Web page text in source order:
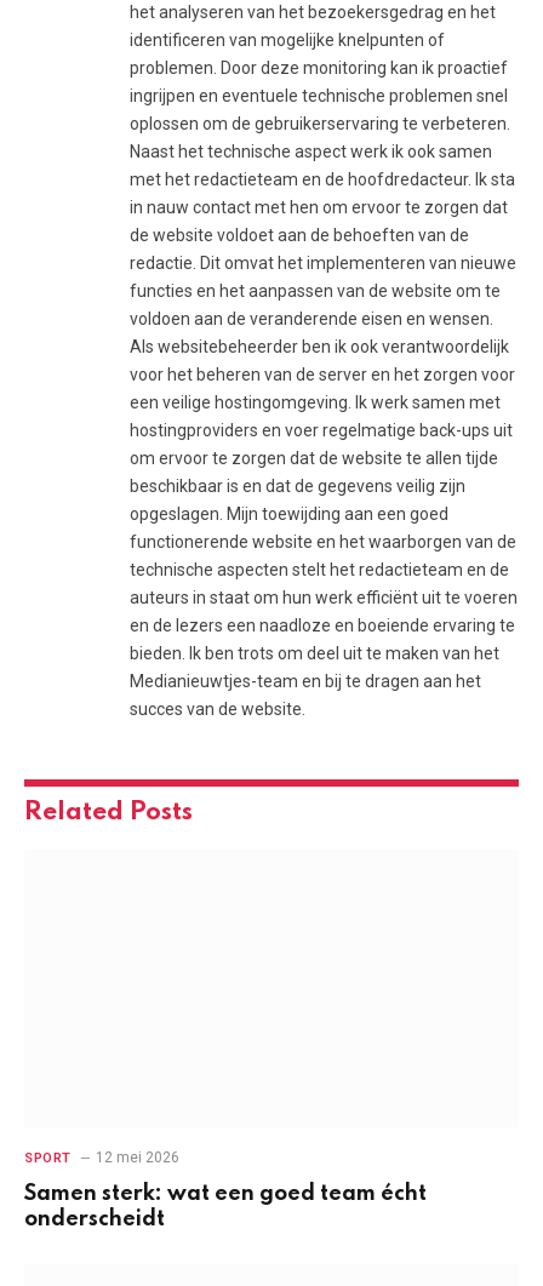
het analyseren van het bezoekersgedrag en het
identificeren van mogelijke knelpunten of
problemen. Door deze monitoring kan ik proactief
ingrijpen en eventuele technische problemen snel
oplossen om de gebruikerservaring te verbeteren.
Naast het technische aspect werk ik ook samen
met het redactieteam en de hoofdredacteur. Ik sta
in nauw contact met hen om ervoor te zorgen dat
de website voldoet aan de behoeften van de
redactie. Dit omvat het implementeren van nieuwe
functies en het aanpassen van de website om te
voldoen aan de veranderende eisen en wensen.
Als websitebeheerder ben ik ook verantwoordelijk
voor het beheren van de server en het zorgen voor
een veilige hostingomgeving. Ik werk samen met
hostingproviders en voer regelmatige back-ups uit
om ervoor te zorgen dat de website te allen tijde
beschikbaar is en dat de gegevens veilig zijn
opgeslagen. Mijn toewijding aan een goed
functionerende website en het waarborgen van de
technische aspecten stelt het redactieteam en de
auteurs in staat om hun werk efficiënt uit te voeren
en de lezers een naadloze en boeiende ervaring te
bieden. Ik ben trots om deel uit te maken van het
Medianieuwtjes-team en bij te dragen aan het
succes van de website.
Related Posts
SPORT 12 mei 2026
Samen sterk: wat een goed team écht
onderscheidt